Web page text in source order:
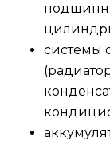
системы